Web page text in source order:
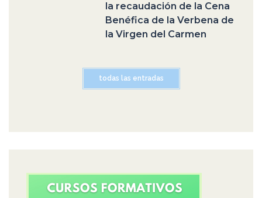
la recaudación de la Cena
Benéfica de la Verbena de
la Virgen del Carmen
todas las entradas